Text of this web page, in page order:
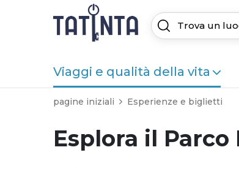
Viaggi e qualità della vita
pagine iniziali Esperienze e biglietti
Esplora il